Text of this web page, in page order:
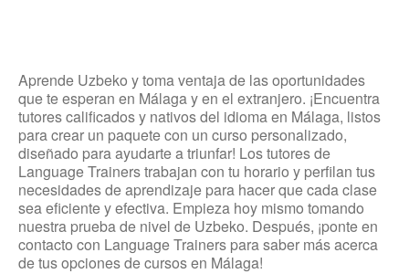
Aprende Uzbeko y toma ventaja de las oportunidades
que te esperan en Málaga y en el extranjero. ¡Encuentra
tutores calificados y nativos del idioma en Málaga, listos
para crear un paquete con un curso personalizado,
diseñado para ayudarte a triunfar! Los tutores de
Language Trainers trabajan con tu horario y perfilan tus
necesidades de aprendizaje para hacer que cada clase
sea eficiente y efectiva. Empieza hoy mismo tomando
nuestra prueba de nivel de Uzbeko. Después, ¡ponte en
contacto con Language Trainers para saber más acerca
de tus opciones de cursos en Málaga!